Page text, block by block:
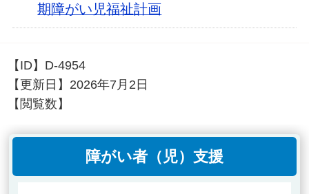
期障がい児福祉計画
【ID】 D-4954
【更新日】 2026年7月2日
【閲覧数】
障がい者（児）支援